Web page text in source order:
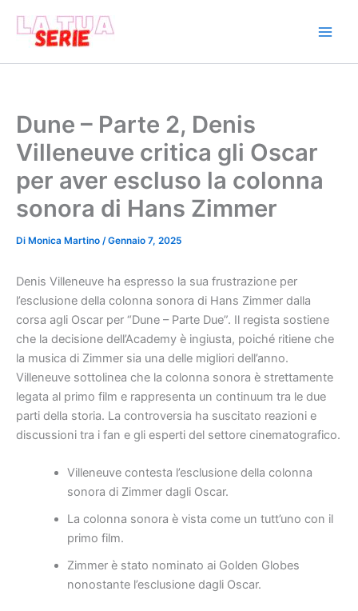
contenuto
Dune – Parte 2, Denis
Villeneuve critica gli Oscar
per aver escluso la colonna
sonora di Hans Zimmer
Di Monica Martino /Gennaio 7, 2025
Denis Villeneuve ha espresso la sua frustrazione per
l’esclusione della colonna sonora di Hans Zimmer dalla
corsa agli Oscar per “Dune – Parte Due”. Il regista sostiene
che la decisione dell’Academy è ingiusta, poiché ritiene che
la musica di Zimmer sia una delle migliori dell’anno.
Villeneuve sottolinea che la colonna sonora è strettamente
legata al primo film e rappresenta un continuum tra le due
parti della storia. La controversia ha suscitato reazioni e
discussioni tra i fan e gli esperti del settore cinematografico.
Villeneuve contesta l’esclusione della colonna
sonora di Zimmer dagli Oscar.
La colonna sonora è vista come un tutt’uno con il
primo film.
Zimmer è stato nominato ai Golden Globes
nonostante l’esclusione dagli Oscar.